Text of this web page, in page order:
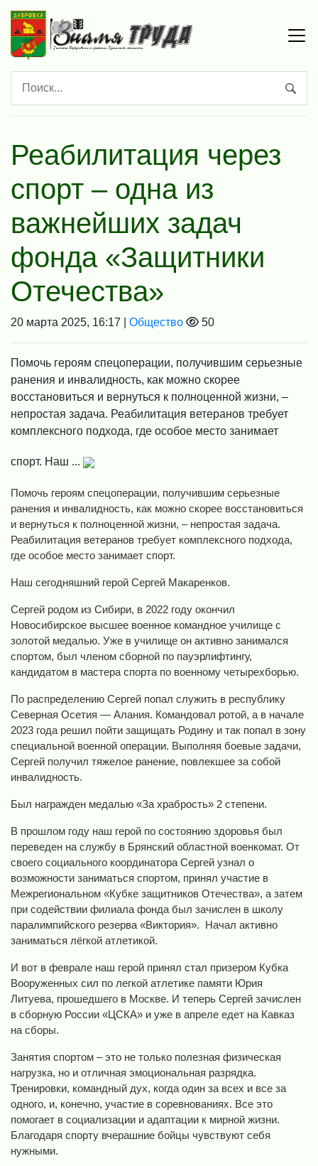
Реабилитация через
спорт – одна из
важнейших задач
фонда «Защитники
Отечества»
20 марта 2025, 16:17 | Общество 50
Помочь героям спецоперации, получившим серьезные
ранения и инвалидность, как можно скорее
восстановиться и вернуться к полноценной жизни, –
непростая задача. Реабилитация ветеранов требует
комплексного подхода, где особое место занимает
спорт. Наш ...
Помочь героям спецоперации, получившим серьезные
ранения и инвалидность, как можно скорее восстановиться
и вернуться к полноценной жизни, – непростая задача.
Реабилитация ветеранов требует комплексного подхода,
где особое место занимает спорт.
Наш сегодняшний герой Сергей Макаренков.
Сергей родом из Сибири, в 2022 году окончил
Новосибирское высшее военное командное училище с
золотой медалью. Уже в училище он активно занимался
спортом, был членом сборной по пауэрлифтингу,
кандидатом в мастера спорта по военному четырехборью.
По распределению Сергей попал служить в республику
Северная Осетия — Алания. Командовал ротой, а в начале
2023 года решил пойти защищать Родину и так попал в зону
специальной военной операции. Выполняя боевые задачи,
Сергей получил тяжелое ранение, повлекшее за собой
инвалидность.
Был награжден медалью «За храбрость» 2 степени.
В прошлом году наш герой по состоянию здоровья был
переведен на службу в Брянский областной военкомат. От
своего социального координатора Сергей узнал о
возможности заниматься спортом, принял участие в
Межрегиональном «Кубке защитников Отечества», а затем
при содействии филиала фонда был зачислен в школу
паралимпийского резерва «Виктория». Начал активно
заниматься лёгкой атлетикой.
И вот в феврале наш герой принял стал призером Кубка
Вооруженных сил по легкой атлетике памяти Юрия
Литуева, прошедшего в Москве. И теперь Сергей зачислен
в сборную России «ЦСКА» и уже в апреле едет на Кавказ
на сборы.
Занятия спортом – это не только полезная физическая
нагрузка, но и отличная эмоциональная разрядка.
Тренировки, командный дух, когда один за всех и все за
одного, и, конечно, участие в соревнованиях. Все это
помогает в социализации и адаптации к мирной жизни.
Благодаря спорту вчерашние бойцы чувствуют себя
нужными.